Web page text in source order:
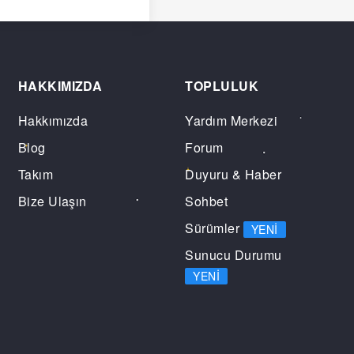
HAKKIMIZDA
Hakkımızda
Blog
Takım
Bize Ulaşın
TOPLULUK
Yardım Merkezi
Forum
Duyuru & Haber
Sohbet
Sürümler
YENI
Sunucu Durumu
YENI